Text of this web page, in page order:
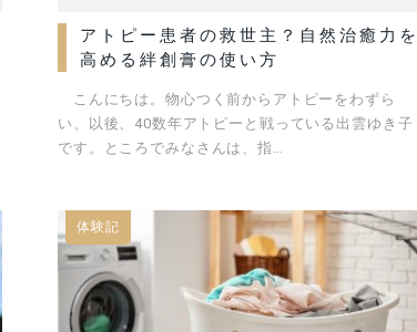
アトピー患者の救世主？自然治癒力を
高める絆創膏の使い方
こんにちは。物心つく前からアトピーをわずら
い、以後、40数年アトピーと戦っている出雲ゆき子
です。ところでみなさんは、指…
体験記